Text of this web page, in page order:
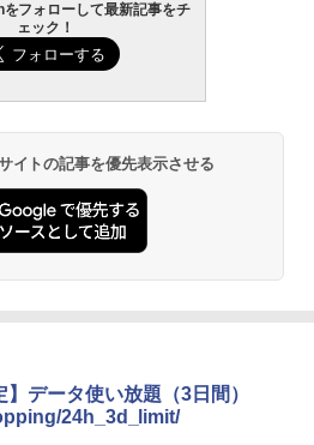
フォローして最新記事をチ
ェック！
イトの記事を優先表示させる
データ使い放題（3日間）
24h_3d_limit/